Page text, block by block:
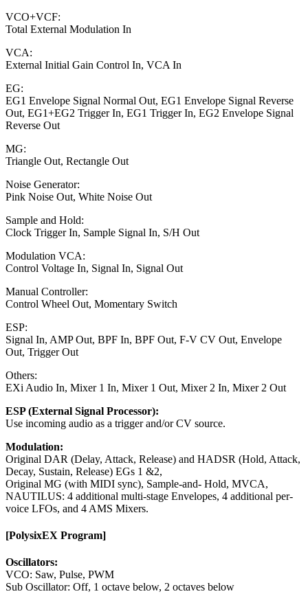
VCO+VCF:
Total External Modulation In
VCA:
External Initial Gain Control In, VCA In
EG:
EG1 Envelope Signal Normal Out, EG1 Envelope Signal Reverse
Out, EG1+EG2 Trigger In, EG1 Trigger In, EG2 Envelope Signal
Reverse Out
MG:
Triangle Out, Rectangle Out
Noise Generator:
Pink Noise Out, White Noise Out
Sample and Hold:
Clock Trigger In, Sample Signal In, S/H Out
Modulation VCA:
Control Voltage In, Signal In, Signal Out
Manual Controller:
Control Wheel Out, Momentary Switch
ESP:
Signal In, AMP Out, BPF In, BPF Out, F-V CV Out, Envelope
Out, Trigger Out
Others:
EXi Audio In, Mixer 1 In, Mixer 1 Out, Mixer 2 In, Mixer 2 Out
ESP (External Signal Processor):
Use incoming audio as a trigger and/or CV source.
Modulation:
Original DAR (Delay, Attack, Release) and HADSR (Hold, Attack,
Decay, Sustain, Release) EGs 1 &2,
Original MG (with MIDI sync), Sample-and- Hold, MVCA,
NAUTILUS: 4 additional multi-stage Envelopes, 4 additional per-
voice LFOs, and 4 AMS Mixers.
[PolysixEX Program]
Oscillators:
VCO: Saw, Pulse, PWM
Sub Oscillator: Off, 1 octave below, 2 octaves below